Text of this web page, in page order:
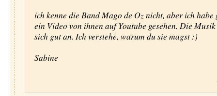
ich kenne die Band Mago de Oz nicht, aber ich habe
ein Video von ihnen auf Youtube gesehen. Die
sich gut an. Ich verstehe, warum du sie magst :)
Sabine